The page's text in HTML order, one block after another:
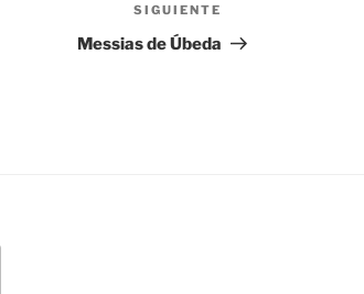
entrada
SIGUIENTE
Messias de Úbeda